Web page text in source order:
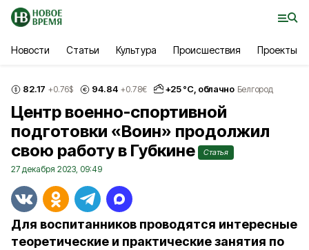
Новости Статьи Культура Происшествия Проекты
82.17 +0.76$ 94.84 +0.78€ +25°С, облачно Белгород
Центр военно-спортивной
подготовки «Воин» продолжил
свою работу в Губкине
Статья
27 декабря 2023, 09:49
Для воспитанников проводятся интересные
теоретические и практические занятия по